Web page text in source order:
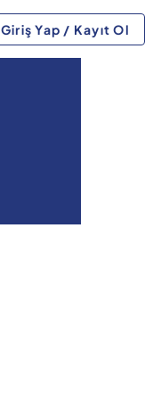
Giriş Yap / Kayıt Ol